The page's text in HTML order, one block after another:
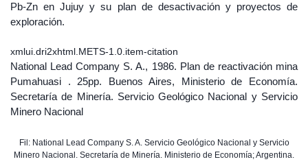
Pb-Zn en Jujuy y su plan de desactivación y proyectos de
exploración.
xmlui.dri2xhtml.METS-1.0.item-citation
National Lead Company S. A., 1986. Plan de reactivación mina
Pumahuasi . 25pp. Buenos Aires, Ministerio de Economía.
Secretaría de Minería. Servicio Geológico Nacional y Servicio
Minero Nacional
Fil: National Lead Company S. A. Servicio Geológico Nacional y Servicio
Minero Nacional. Secretaría de Minería. Ministerio de Economía; Argentina.